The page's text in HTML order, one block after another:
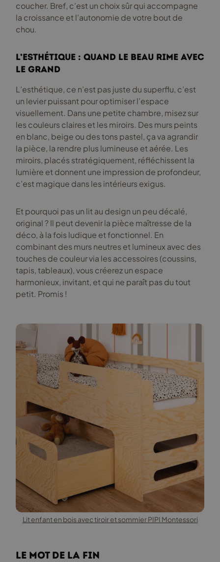
coucher. Bref, c’est un choix sûr qui accompagne
la croissance et l’autonomie de votre bout de
chou.
L’esthétique : Quand le beau rime avec
le grand
L’esthétique, ce n’est pas juste du superflu, c’est
un levier puissant pour optimiser l’espace
visuellement. Dans une petite chambre, misez sur
les couleurs claires et les miroirs. Des murs peints
en blanc, beige ou des tons pastel, ça va agrandir
la pièce, la rendre plus lumineuse et aérée. Les
miroirs, placés stratégiquement, réfléchissent la
lumière et donnent une impression de profondeur,
c’est magique dans les intérieurs exigus.
Et pourquoi pas un lit au design un peu décalé,
original ? Il peut devenir la pièce maîtresse de la
déco, à la fois ludique et fonctionnel. En
combinant des murs neutres et lumineux avec des
touches de couleur via les accessoires (coussins,
tapis, tableaux), vous créerez un espace
harmonieux, invitant, et qui ne paraît pas du tout
petit. Promis !
Lit enfant en bois avec tiroir et sommier PIPI Montessori
Le mot de la fin